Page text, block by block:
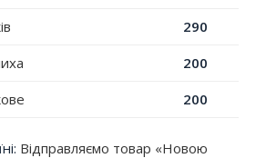
290
200
200
Відправляємо товар «Новою